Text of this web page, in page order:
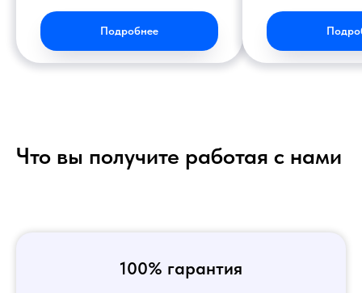
Подробнее
Что вы получите работая с нами
100% гарантия